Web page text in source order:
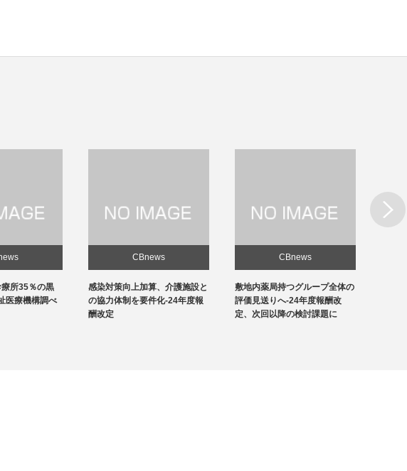
、介護施設と
化-24年度報
CBnews
敷地内薬局持つグループ全体の
評価見送りへ-24年度報酬改
定、次回以降の検討課題に
CBnews
急性期1の在院日数、支払側
「14日以内」主張-診療側「分
化の前につぶれる」、公益裁定
Next